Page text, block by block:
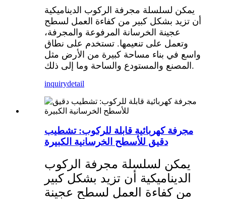
يمكن لسلسلة مجرفة الركوب الديناميكية
أن تزيد بشكل كبير من كفاءة العمل لسطح
عجينة الخرسانة المرفوعة والمجرفة،
وتعمل على تنعيمها. تستخدم على نطاق
واسع في بناء مساحة كبيرة من الأرض مثل
المصنع والمستودع والساحة وما إلى ذلك.
inquirydetail
مجرفة كهربائية قابلة للركوب: تشطيب
دقيق للأسطح الخرسانية الكبيرة
يمكن لسلسلة مجرفة الركوب
الديناميكية أن تزيد بشكل كبير
من كفاءة العمل لسطح عجينة